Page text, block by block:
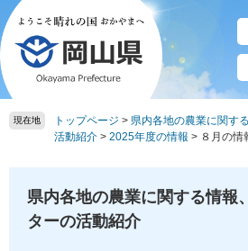
ペ
ー
ジ
の
先
頭
メ
ニ
ュ
ー
を
飛
現在地 トップページ > 県内各地の農業に関す
活動紹介 > 2025年度の情報 > ８月の情
県内各地の農業に関する情報
ターの活動紹介